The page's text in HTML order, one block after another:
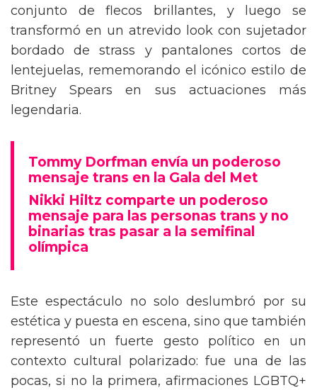
conjunto de flecos brillantes, y luego se
transformó en un atrevido look con sujetador
bordado de strass y pantalones cortos de
lentejuelas, rememorando el icónico estilo de
Britney Spears en sus actuaciones más
legendaria.
Tommy Dorfman envía un poderoso
mensaje trans en la Gala del Met
Nikki Hiltz comparte un poderoso
mensaje para las personas trans y no
binarias tras pasar a la semifinal
olímpica
Este espectáculo no solo deslumbró por su
estética y puesta en escena, sino que también
representó un fuerte gesto político en un
contexto cultural polarizado: fue una de las
pocas, si no la primera, afirmaciones LGBTQ+